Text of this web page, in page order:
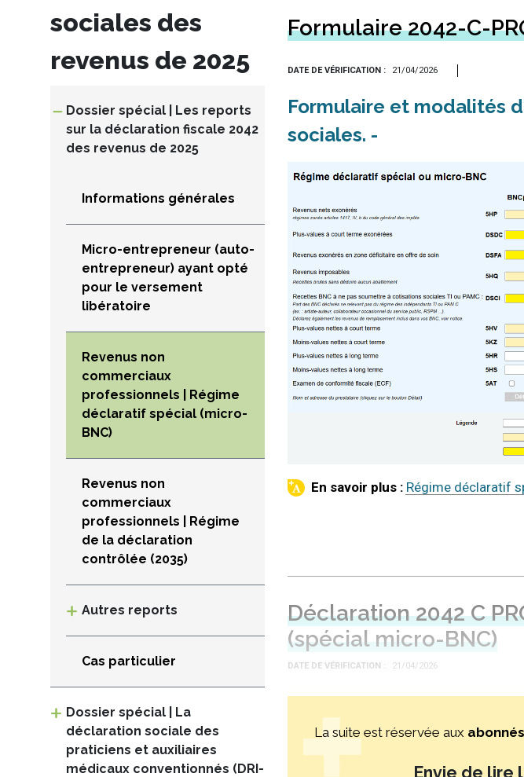
pour
qu'ils
considérés
seul
terme.
Préfixer
un
le
moins
pour
l'exclure
de
Formulaire 2042-C-
DATE DE VÉRIFICATION 21/04/2026
Formulaire et modalités
sociales
Régime déclaratif
Déclaration 2042 C
(spécial micro-BNC)
DATE DE VÉRIFICATION 21/04/2026
La suite est réservée aux
Envie de lire
sociales des
revenus de 2025
Dossier spécial | Les reports
sur la déclaration fiscale 2042
des revenus de 2025
Informations générales
Micro-entrepreneur (auto-
entrepreneur) ayant opté
pour le versement
libératoire
Revenus non
commerciaux
professionnels | Régime
déclaratif spécial (micro-
BNC)
Revenus non
commerciaux
professionnels | Régime
de la déclaration
contrôlée (2035)
Autres reports
Cas particulier
Dossier spécial | La
déclaration sociale des
praticiens et auxiliaires
médicaux conventionnés (DRI-